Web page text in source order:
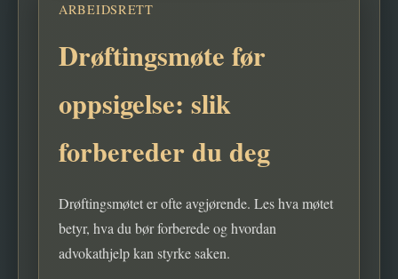
ARBEIDSRETT
Drøftingsmøte før
oppsigelse: slik
forbereder du deg
Drøftingsmøtet er ofte avgjørende. Les hva møtet
betyr, hva du bør forberede og hvordan
advokathjelp kan styrke saken.